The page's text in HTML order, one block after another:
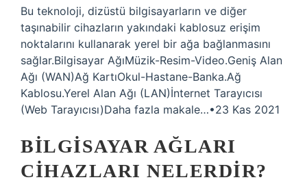
Bu teknoloji, dizüstü bilgisayarların ve diğer
taşınabilir cihazların yakındaki kablosuz erişim
noktalarını kullanarak yerel bir ağa bağlanmasını
sağlar.Bilgisayar AğıMüzik-Resim-Video.Geniş Alan
Ağı (WAN)Ağ KartıOkul-Hastane-Banka.Ağ
Kablosu.Yerel Alan Ağı (LAN)İnternet Tarayıcısı
(Web Tarayıcısı)Daha fazla makale…•23 Kas 2021
BILGISAYAR AĞLARI
CIHAZLARI NELERDIR?